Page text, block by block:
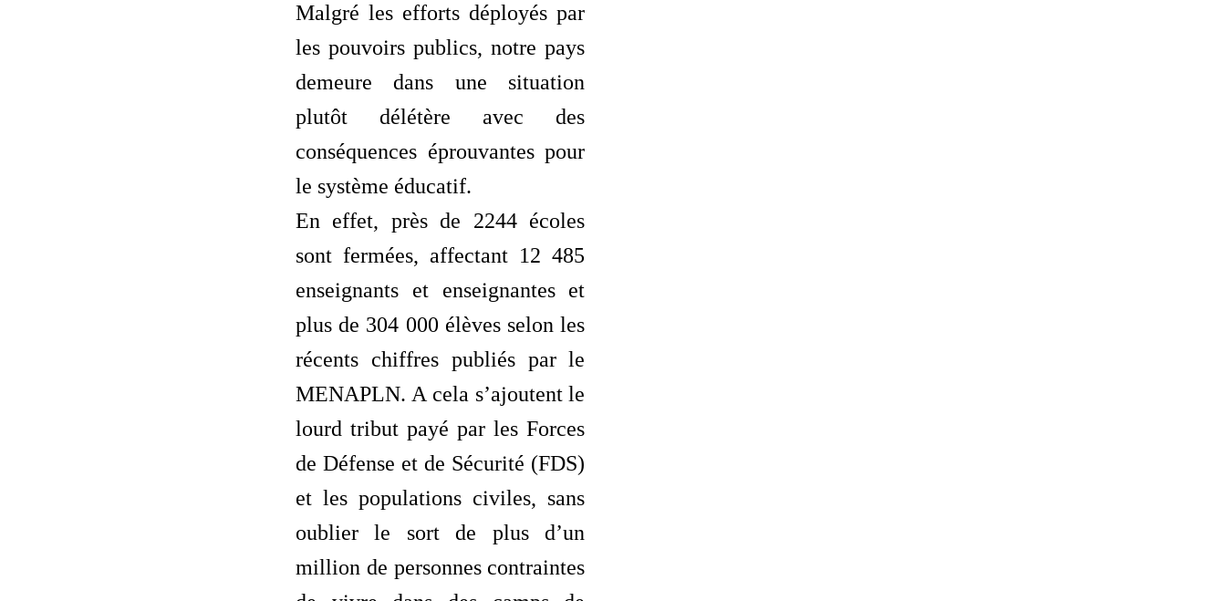
Malgré les efforts déployés par
les pouvoirs publics, notre pays
demeure dans une situation
plutôt délétère avec des
conséquences éprouvantes pour
le système éducatif.
En effet, près de 2244 écoles
sont fermées, affectant 12 485
enseignants et enseignantes et
plus de 304 000 élèves selon les
récents chiffres publiés par le
MENAPLN. A cela s’ajoutent le
lourd tribut payé par les Forces
de Défense et de Sécurité (FDS)
et les populations civiles, sans
oublier le sort de plus d’un
million de personnes contraintes